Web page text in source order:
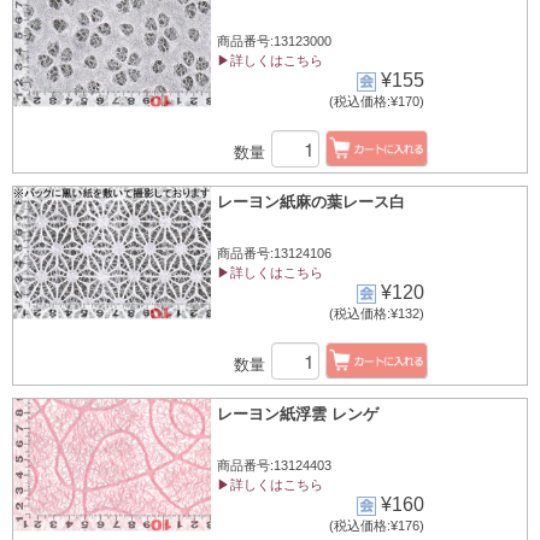
商品番号:13123000
▶詳しくはこちら
¥155
(税込価格:¥170)
数量
レーヨン紙麻の葉レース白
商品番号:13124106
▶詳しくはこちら
¥120
(税込価格:¥132)
数量
レーヨン紙浮雲 レンゲ
商品番号:13124403
▶詳しくはこちら
¥160
(税込価格:¥176)